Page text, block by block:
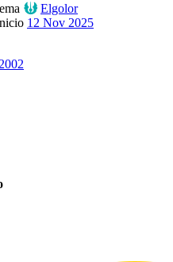
Elgolor
12 Nov 2025
2002